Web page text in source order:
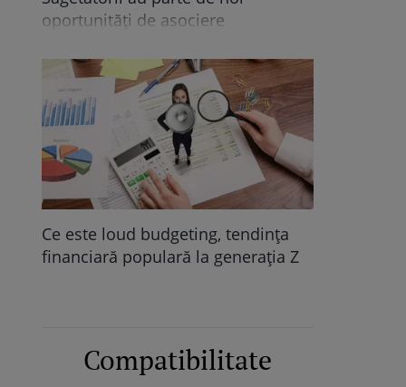
oportunități de asociere
Ce este loud budgeting, tendința
financiară populară la generația Z
Compatibilitate